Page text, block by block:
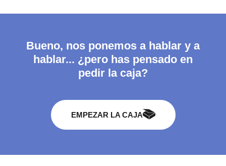
Bueno, nos ponemos a hablar y a
hablar... ¿pero has pensado en
pedir la caja?
EMPEZAR LA CAJA